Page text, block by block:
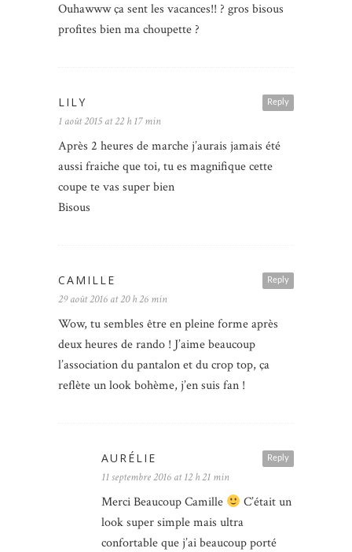
Ouhawww ça sent les vacances!! ? gros bisous
profites bien ma choupette ?
Reply
LILY
1 août 2015 at 22 h 17 min
Après 2 heures de marche j’aurais jamais été
aussi fraiche que toi, tu es magnifique cette
coupe te vas super bien
Bisous
Reply
CAMILLE
29 août 2016 at 20 h 26 min
Wow, tu sembles être en pleine forme après
deux heures de rando ! J’aime beaucoup
l’association du pantalon et du crop top, ça
reflète un look bohème, j’en suis fan !
Reply
AURÉLIE
11 septembre 2016 at 12 h 21 min
Merci Beaucoup Camille
C’était un
look super simple mais ultra
confortable que j’ai beaucoup porté